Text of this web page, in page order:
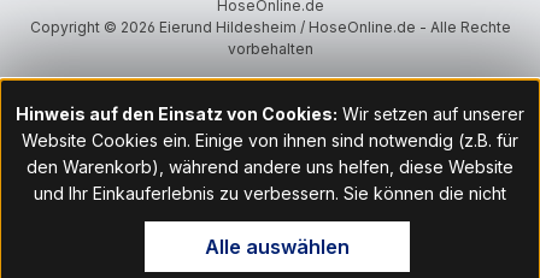
HoseOnline.de
Copyright © 2026 Eierund Hildesheim / HoseOnline.de - Alle Rechte
vorbehalten
Hinweis auf den Einsatz von Cookies: Wir setzen auf unserer
Website Cookies ein. Einige von ihnen sind notwendig (z.B. für
den Warenkorb), während andere uns helfen, diese Website
und Ihr Einkauferlebnis zu verbessern. Sie können die nicht
notwendigen Cookies mit Klick auf „OK“ akzeptieren oder per
Klick auf "Nur technisch notwendige akzeptieren" ablehnen. Den
Zugang zu den Cookie-Einstellungen finden Sie im Fußbereich
Alle auswählen